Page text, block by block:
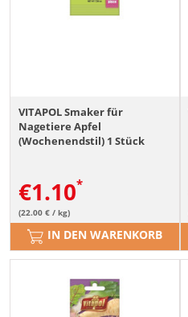
VITAPOL Smaker für
Nagetiere Apfel
(Wochenendstil) 1 Stück
€1.10
(22.00 € / kg)
IN DEN WARENKORB